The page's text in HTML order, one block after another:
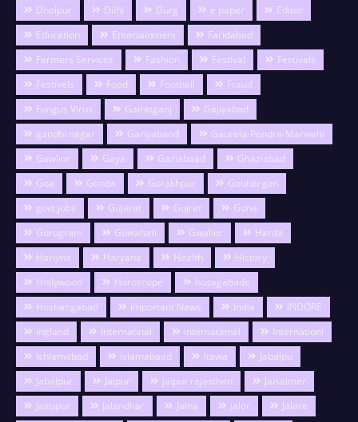
Dholpur
Dilhi Durg e paper
Editor
Education
Entertainment
Faridabad
Farmers Services
Fashion Festival
Festivals
Festivels
Food Football
Fraud
Fungus Virus
Gairatganj
Gajiyabad
gandhi nagar
Gariyaband
Gaurela-Pendra-Marwahi
Gawlior
Gaya Gaziabaad
Ghaziabad
Goa
Gonda Gorakhpur
Gouhargan
govt.jobs
Gujarat Gujrat
Guna
Gurugram
Guwahati Gwalior
Harda
Hariyna
Haryana Health
History
Hollywood
Horoscope
hosagabade
Hoshangabad
Important News India
INDORE
ingland
Internatinal international
Internationl
Ishlamabad
islamabaad Itawa
Jabalpu
Jabalpur
Jaipur jaipur rajasthan
Jaisalmer
Jaitupur
Jalandhar Jalna jalor
Jalore